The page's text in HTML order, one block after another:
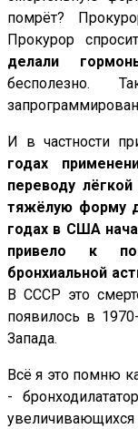
помрёт?
Прокурор
делали
бесполезно.
И в частности
годах
переводу
тяжёлую форму
годах в США
привело к
бронхиальной
В СССР это
появилось в
Запада.
Всё я это помню
-